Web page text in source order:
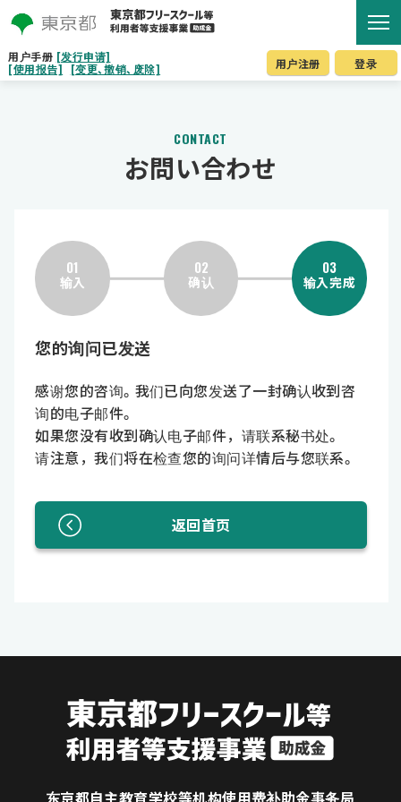
用户手册 [发行申请]
[使用报告]
[变更、撤销、废除] 用户注册 登录
CONTACT
お問い合わせ
01
输入
02
确认
03
输入完成
您的询问已发送
感谢您的咨询。我们已向您发送了一封确认收到咨
询的电子邮件。
如果您没有收到确认电子邮件，请联系秘书处。
请注意，我们将在检查您的询问详情后与您联系。
返回首页